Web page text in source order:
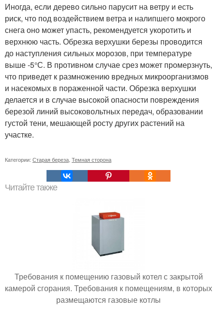
Иногда, если дерево сильно парусит на ветру и есть
риск, что под воздействием ветра и налипшего мокрого
снега оно может упасть, рекомендуется укоротить и
верхнюю часть. Обрезка верхушки березы проводится
до наступления сильных морозов, при температуре
выше -5°С. В противном случае срез может промерзнуть,
что приведет к размножению вредных микроорганизмов
и насекомых в пораженной части. Обрезка верхушки
делается и в случае высокой опасности повреждения
березой линий высоковольтных передач, образовании
густой тени, мешающей росту других растений на
участке.
Категории: Старая береза Темная сторона
Читайте также
Требования к помещению газовый котел с закрытой
камерой сгорания. Требования к помещениям, в которых
размещаются газовые котлы